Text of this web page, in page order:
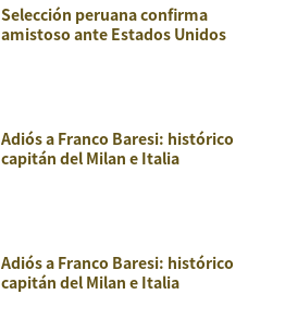
Selección peruana confirma
amistoso ante Estados Unidos
Adiós a Franco Baresi: histórico
capitán del Milan e Italia
Adiós a Franco Baresi: histórico
capitán del Milan e Italia